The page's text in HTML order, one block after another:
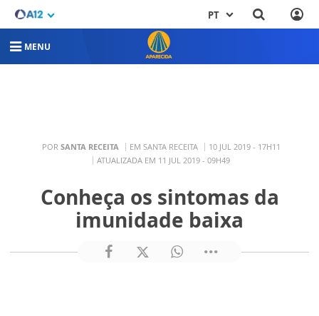
PT
MENU
POR SANTA RECEITA EM SANTA RECEITA
10 JUL 2019 - 17H11
ATUALIZADA EM 11 JUL 2019 - 09H49
Conheça os sintomas da
imunidade baixa